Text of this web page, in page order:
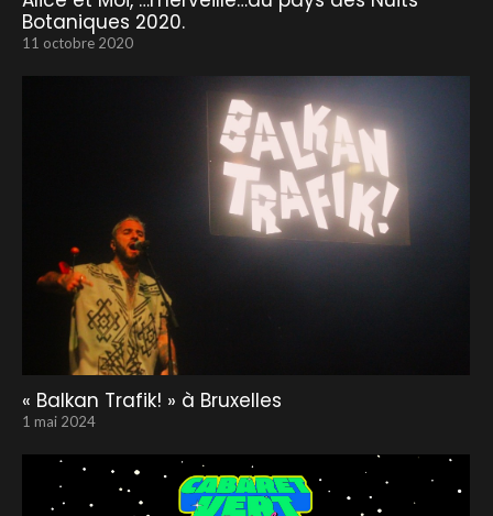
Botaniques 2020.
11 octobre 2020
« Balkan Trafik! » à Bruxelles
1 mai 2024